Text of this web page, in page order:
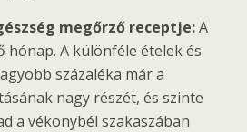
megőrző receptje:A
hónap. A különféle ételek és
százaléka már a
nagy részét, és szinte
a vékonybél szakaszában